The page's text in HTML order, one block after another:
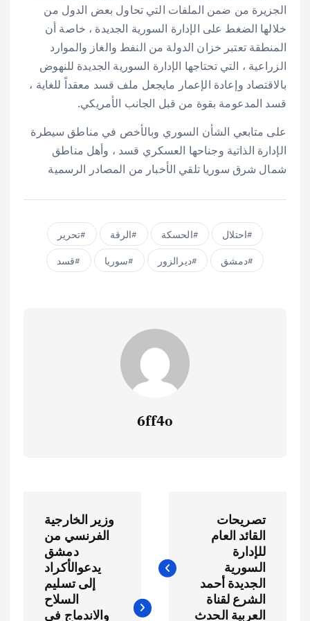
الجزيرة من ضمن الملفات التي تحاول بعض الدول من
خلالها الضغط على الإدارة السورية الجديدة ، خاصة أن
المنطقة تعتبر خزان الدولة من النفط والغاز والموارد
الزراعية ، التي تحتاجها الإدارة السورية الجديدة للنهوض
بالاقتصاد وإعادة الإعمار مايجعل ملف قسد معقداً للغاية ،
قسد المدعومة بقوة من قبل الجانب الأمريكي.
على متابعي الشأن السوري وبالأخص في مناطق سيطرة
الإدارة الذاتية وجناحها العسكري قسد ، وأهل مناطق
شمال شرق سوريا تلقي الأخبار من المصادر الرسمية
احتلال الحسكة الرقة
تحرير
دمشق
ديرالزور سوريا قسد
6ff4o
ص
تصريحات
القائد العام
للإدارة
السورية
الجديدة أحمد
الشرع لقناة
العربية الحدث
وزير الخارجية
الفرنسي من
دمشق
يدعوالأكراد
إلى تسليم
السلاح
والاندماج في